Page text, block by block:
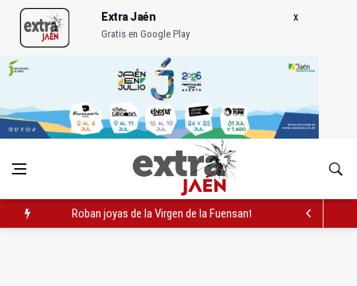
Extra Jaén
Gratis en Google Play
Roban joyas de la Virgen de la Fuensanta Coronada de